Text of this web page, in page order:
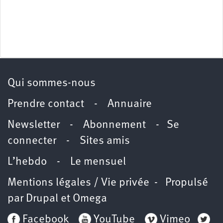
Qui sommes-nous
Prendre contact - Annuaire
Newsletter - Abonnement - Se
connecter- Sites amis
L’hebdo -
Le mensuel
Mentions légales / Vie privée - Propulsé
par Drupal et Omega
Facebook
YouTube Vimeo